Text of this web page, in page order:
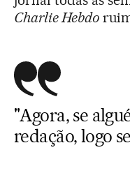
Charlie Hebdo
"Agora, se
redação, logo